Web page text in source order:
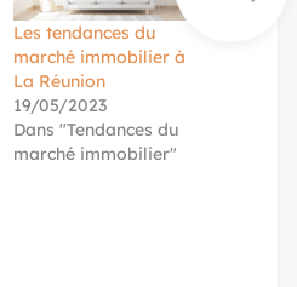
Les tendances du
marché immobilier à
La Réunion
19/05/2023
Dans "Tendances du
marché immobilier"